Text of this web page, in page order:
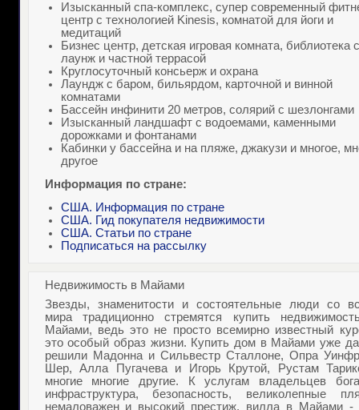
Изысканный спа-комплекс, супер современный
центр с технологией Kinesis, комнатой для йоги и
медитаций
Бизнес центр, детская игровая комната, библиотека с
лаунж и частной террасой
Круглосуточный консьерж и охрана
Лаундж с баром, бильярдом, карточной и винной
комнатами
Бассейн инфинити 20 метров, солярий с шезлонгами
Изысканный ландшафт с водоемами, каменными
дорожками и фонтанами
Кабинки у бассейна и на пляже, джакузи и многое,
другое
Информация по стране:
США. Информация по стране
США. Гид покупателя недвижимости
США. Статьи по стране
Подписаться на рассылку
Недвижимость в Майами
Звезды, знаменитости и состоятельные люди со
мира традиционно стремятся купить
Майами, ведь это не просто всемирно известный
это особый образ жизни. Купить дом в Майами уже
решили Мадонна и Сильвестр Сталлоне, Опра
Шер, Алла Пугачева и Игорь Крутой, Рустам
многие многие другие. К услугам владельцев
инфраструктура, безопасность, великолепные
немаловажен и высокий престиж, вилла в Майами-